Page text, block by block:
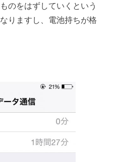
のをはずしていくという
りますし、電池持ちが格